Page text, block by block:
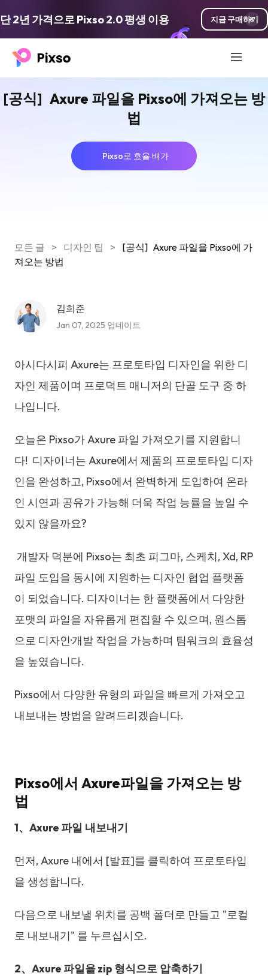
단 2년 가격으로 Pixso 2.0 평생 이용 지금 구매하기
[공식] Axure 파일을 Pixso에 가져오는 방
법
Pixso로 효율 배가
모든 글 > 디자인 팁 >
[공식] Axure 파일을 Pixso에 가
져오는 방법
김희준
Jan 07, 2025 업데이트
아시다시피 Axure는 프로토타입 디자인을 위한 디
자인 제품이며 프로덕트 매니저의 단골 도구 중 하
나입니다.
오늘은 Pixso가 Axure 파일 가져오기를 지원합니
다! 디자이너는 Axure에서 제품의 프로토타입 디자
인을 완성하고, Pixso에서 완벽하게 도입하여 온라
인 시연과 공유가 가능해 더욱 작업 능률을 높일 수
있지 않을까요?
개발자 덕분에 Pixso는 최초 피그마, 스케치, Xd, RP
파일 도입을 동시에 지원하는 디자인 협업 플랫폼
이 되었습니다. 디자이너는 한 플랫폼에서 다양한
포맷의 파일을 자유롭게 편집할 수 있으며, 원스톱
으로 디자인·개발 작업을 가능하며 팀워크의 효율성
을 높였습니다.
Pixso에서 다양한 유형의 파일을 빠르게 가져오고
내보내는 방법을 알려드리겠습니다.
Pixso에서 Axure파일을 가져오는 방
법
1、 Axure 파일 내보내기
먼저, Axure 내에서 [발표]를 클릭하여 프로토타입
을 생성합니다.
다음으로 내보낼 위치를 공백 폴더로 만들고 "로컬
로 내보내기" 를 누르십시오.
2、 Axure 파일을zip 형식으로 압축하기